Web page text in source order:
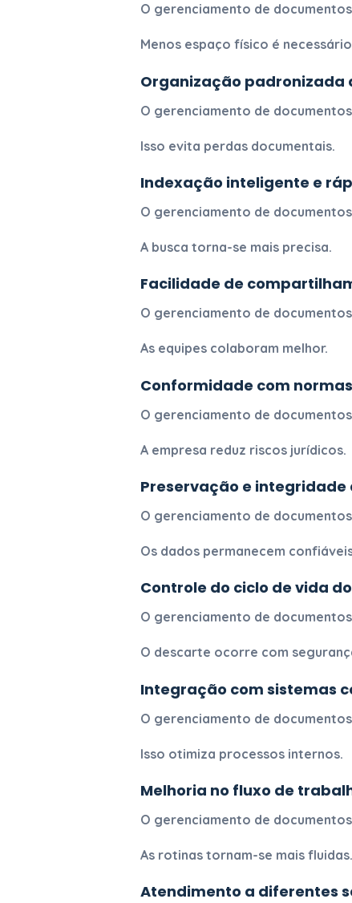
O gerenciamento de
Menos espaço físico é
Organização padronizada
O gerenciamento de
Isso evita perdas documentais.
Indexação inteligente e
O gerenciamento de
A busca torna-se mais precisa.
Facilidade de
O gerenciamento de
As equipes colaboram melhor.
Conformidade com
O gerenciamento de
A empresa reduz riscos jurídicos.
Preservação e
O gerenciamento de
Os dados permanecem
Controle do ciclo de vida
O gerenciamento de
O descarte ocorre com
Integração com sistemas
O gerenciamento de
Isso otimiza processos internos.
Melhoria no fluxo de
O gerenciamento de
As rotinas tornam-se mais fluidas.
Atendimento a diferentes